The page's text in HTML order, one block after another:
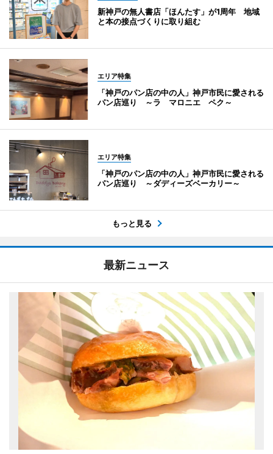
新神戸の無人書店「ほんたす」が1周年 地域
と本の接点づくりに取り組む
エリア特集
「神戸のパン店の中の人」神戸市民に愛される
パン店巡り ～ラ マロニエ ペク～
エリア特集
「神戸のパン店の中の人」神戸市民に愛される
パン店巡り ～ダディーズベーカリー～
もっと見る
最新ニュース